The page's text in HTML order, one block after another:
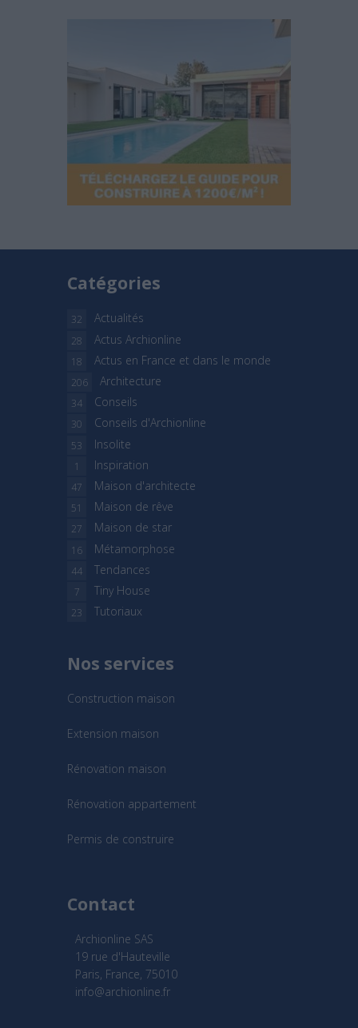
Catégories
Actualités
32
Actus Archionline
28
Actus en France et dans le monde
18
Architecture
206
Conseils
34
Conseils d'Archionline
30
Insolite
53
Inspiration
1
Maison d'architecte
47
Maison de rêve
51
Maison de star
27
Métamorphose
16
Tendances
44
Tiny House
7
Tutoriaux
23
Nos services
Construction maison
Extension maison
Rénovation maison
Rénovation appartement
Permis de construire
Contact
Archionline SAS
19 rue d'Hauteville
Paris, France, 75010
info@archionline.fr